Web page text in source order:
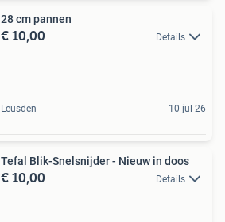
28 cm pannen
€ 10,00 Details
Leusden 10 jul 26
Tefal Blik-Snelsnijder - Nieuw in doos
€ 10,00 Details